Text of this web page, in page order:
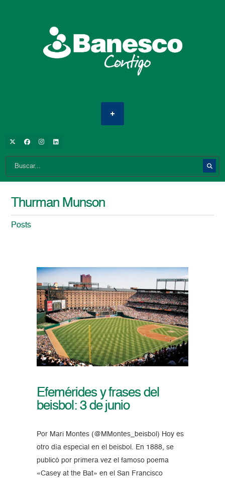
Thurman Munson
Posts
Efemérides y frases del
beisbol: 3 de junio
Por Mari Montes (@MMontes_beisbol) Hoy es
otro día especial en el beisbol. En 1888, se
publicó por primera vez el famoso poema
«Casey at the Bat» en el San Francisco